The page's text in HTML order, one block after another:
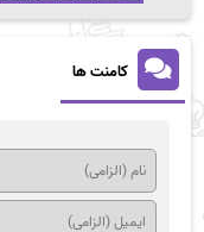
کامنت ها